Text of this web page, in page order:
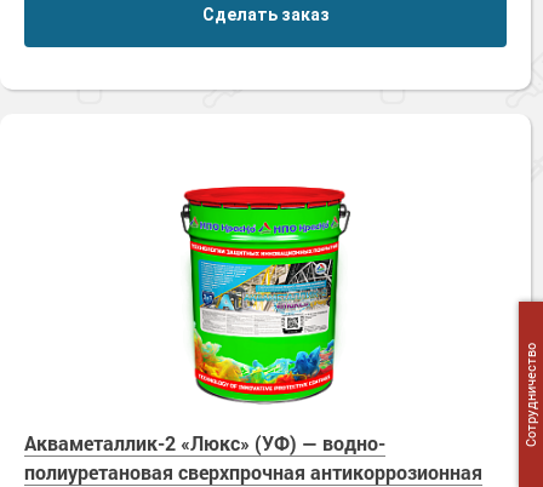
Сделать заказ
Акваметаллик-2 «Люкс» (УФ) — водно-
полиуретановая сверхпрочная антикоррозионная
Сотрудничество